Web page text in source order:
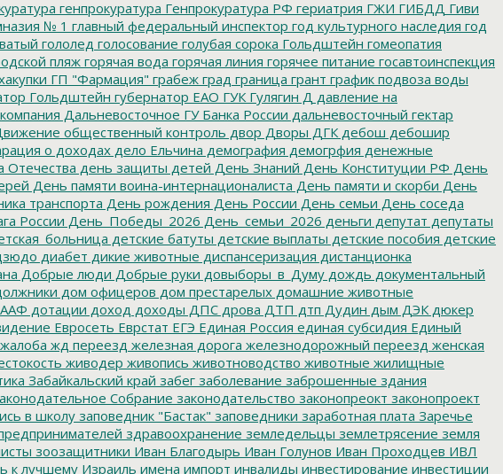
генпрокуратура Генпрокуратура РФ гериатрия ГЖИ ГИБДД Гиви
№ 1 главный федеральный инспектор год культурного наследия год
гололед голосование голубая сорока Гольдштейн гомеопатия
пляж горячая вода горячая линия горячее питание госавтоинспекция
ГП "Фармация" грабеж град граница грант график подвоза воды
Гольдштейн губернатор ЕАО ГУК Гулягин Д давление на
Дальневосточное ГУ Банка России дальневосточный гектар
общественный контроль двор Дворы ДГК дебош дебошир
о доходах дело Ельчина демография демогрфия денежные
Отечества день защиты детей День Знаний День Конституции РФ День
День памяти воина-интернационалиста День памяти и скорби День
транспорта День рождения День России День семьи День соседа
России День_Победы_2026 День_семьи_2026 деньги депутат депутаты
детские батуты детские выплаты детские пособия детские
диабет дикие животные диспансеризация дистанционка
Добрые люди Добрые руки довыборы_в_Думу дождь документальный
дом офицеров дом престарелых домашние животные
дотации доход доходы ДПС дрова ДТП дтп Дудин дым ДЭК дюкер
Евросеть Еврстат ЕГЭ Единая Россия единая субсидия Единый
жалоба жд переезд железная дорога железнодорожный переезд женская
живодер живопись животноводство животные жилищные
Забайкальский край забег заболевание заброшенные здания
Собрание законодательство законопреокт законопроект
в школу заповедник "Бастак" заповедники заработная плата Заречье
здравоохранение земледельцы землетрясение земля
зоозащитники Иван Благодырь Иван Голунов Иван Проходцев ИВЛ
к лучшему Израиль имена импорт инвалиды инвестирование инвестиции